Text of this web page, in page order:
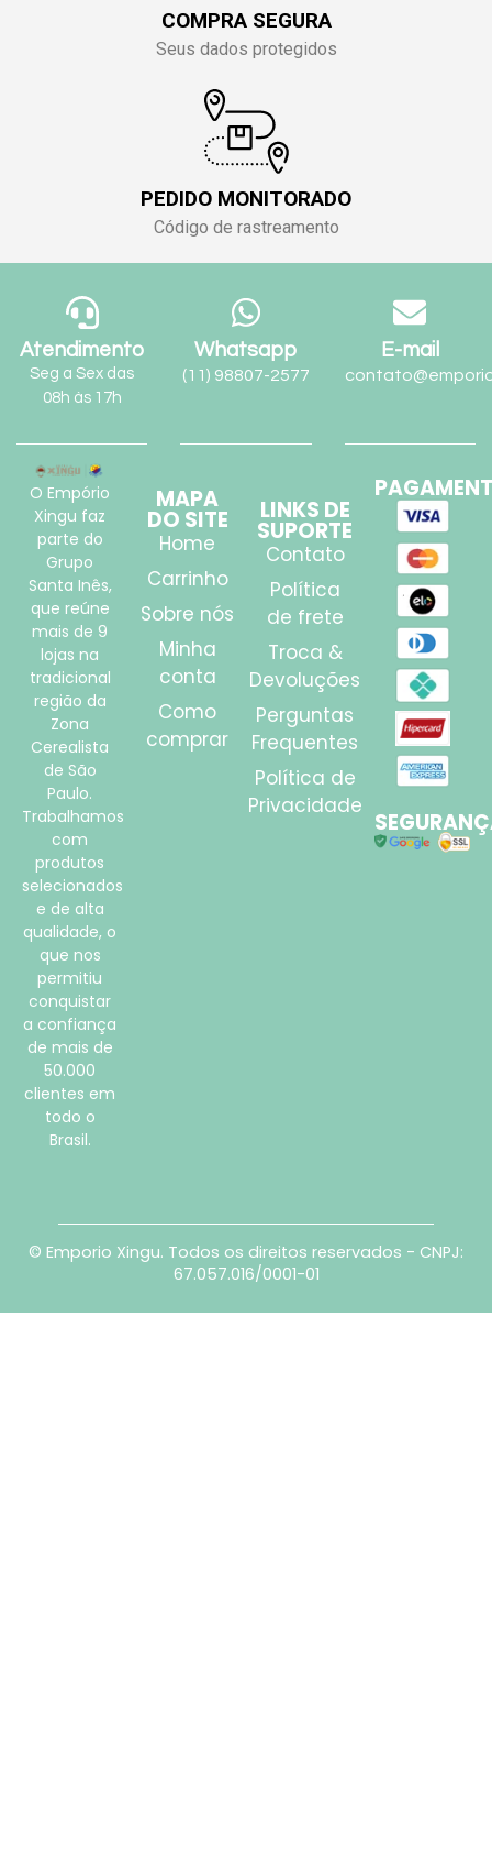
COMPRA SEGURA
Seus dados protegidos
PEDIDO MONITORADO
Código de rastreamento
Atendimento
Seg a Sex das
08h às 17h
Whatsapp
(11) 98807-2577
E-mail
O Empório
Xingu faz
parte do
Grupo
Santa Inês,
que reúne
mais de 9
lojas na
tradicional
região da
Zona
Cerealista
de São
Paulo.
Trabalhamos
com
produtos
selecionados
e de alta
qualidade, o
que nos
permitiu
conquistar
a confiança
de mais de
50.000
clientes em
todo o
Brasil.
MAPA
DO SITE
Home
Carrinho
Sobre nós
Minha
conta
Como
comprar
LINKS DE
SUPORTE
Contato
Política
de frete
Troca &
Devoluções
Perguntas
Frequentes
Política de
Privacidade
© Emporio Xingu. Todos os direitos reservados - CNPJ:
67.057.016/0001-01